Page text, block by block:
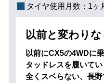
タイヤ使用月数： 1ヶ
以前と変わりな
以前にCX5の4WDに
タッドレスを履いて
全くスベらない、長